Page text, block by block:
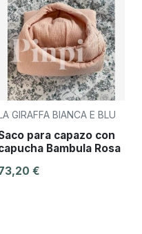
LA GIRAFFA BIANCA E BLU
para capazo con
Bambula Rosa
€